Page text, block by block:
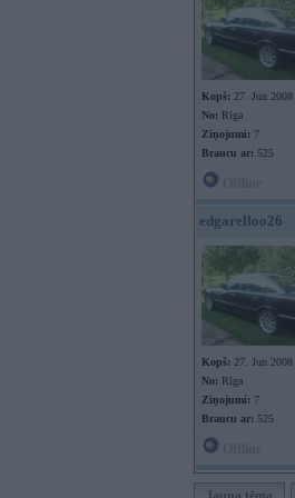
Kopš: 27. Jun 2008
No: Rīga
Ziņojumi: 7
Braucu ar: 525
edgarelloo26
Kopš: 27. Jun 2008
No: Rīga
Ziņojumi: 7
Braucu ar: 525